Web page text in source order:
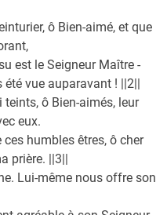
ô Bien-aimé, et que
est le Seigneur Maître -
été vue auparavant ! ||2||
ô Bien-aimés, leur
eux.
humbles êtres, ô cher
prière. ||3||
Lui-même nous offre son